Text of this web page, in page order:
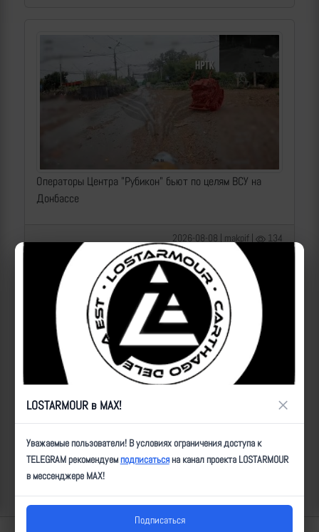
Операторы Центра "Рубикон" бьют по целям ВСУ на
Донбассе
2026-08-08 | makpif | 134
Операторы Центра "Рубикон" бьют по целям ВСУ на
Сумском направлении
LOSTARMOUR в MAX! ×
Уважаемые пользователи! В условиях ограничения доступа к
TELEGRAM рекомендуемподписатьсяна канал проекта LOSTARMOUR
в мессенджере MAX!
Подписаться